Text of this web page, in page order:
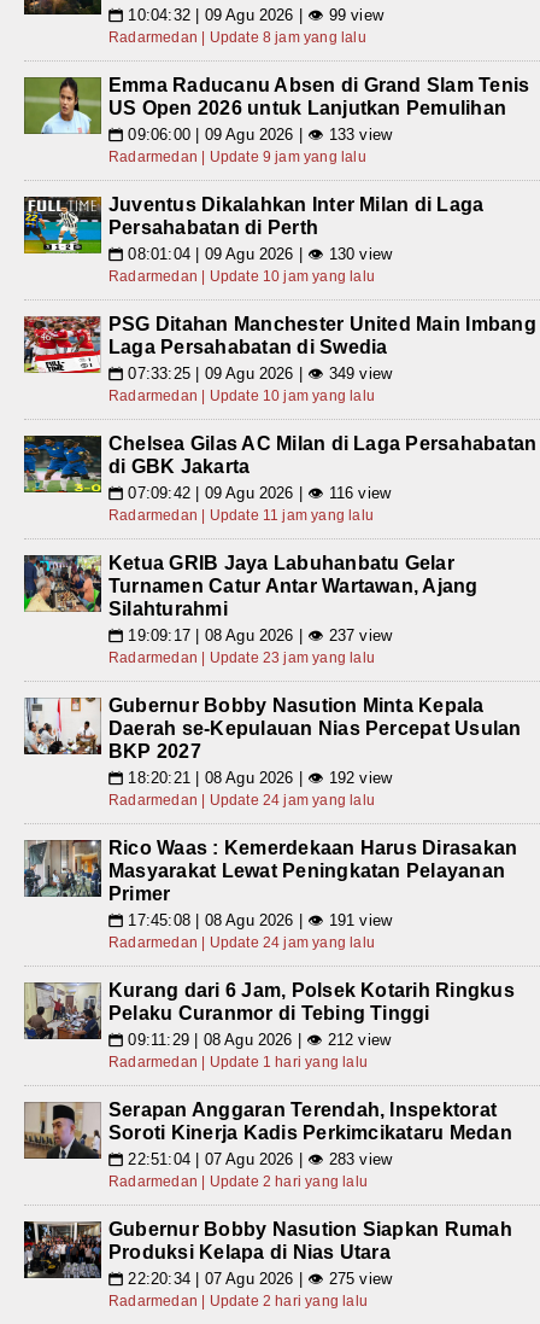
📅 10:04:32 | 09 Agu 2026 | 👁 99 view
Radarmedan | Update 8 jam yang lalu
Emma Raducanu Absen di Grand Slam Tenis
US Open 2026 untuk Lanjutkan Pemulihan
📅 09:06:00 | 09 Agu 2026 | 👁 133 view
Radarmedan | Update 9 jam yang lalu
Juventus Dikalahkan Inter Milan di Laga
Persahabatan di Perth
📅 08:01:04 | 09 Agu 2026 | 👁 130 view
Radarmedan | Update 10 jam yang lalu
PSG Ditahan Manchester United Main Imbang
Laga Persahabatan di Swedia
📅 07:33:25 | 09 Agu 2026 | 👁 349 view
Radarmedan | Update 10 jam yang lalu
Chelsea Gilas AC Milan di Laga Persahabatan
di GBK Jakarta
📅 07:09:42 | 09 Agu 2026 | 👁 116 view
Radarmedan | Update 11 jam yang lalu
Ketua GRIB Jaya Labuhanbatu Gelar
Turnamen Catur Antar Wartawan, Ajang
Silahturahmi
📅 19:09:17 | 08 Agu 2026 | 👁 237 view
Radarmedan | Update 23 jam yang lalu
Gubernur Bobby Nasution Minta Kepala
Daerah se-Kepulauan Nias Percepat Usulan
BKP 2027
📅 18:20:21 | 08 Agu 2026 | 👁 192 view
Radarmedan | Update 24 jam yang lalu
Rico Waas : Kemerdekaan Harus Dirasakan
Masyarakat Lewat Peningkatan Pelayanan
Primer
📅 17:45:08 | 08 Agu 2026 | 👁 191 view
Radarmedan | Update 24 jam yang lalu
Kurang dari 6 Jam, Polsek Kotarih Ringkus
Pelaku Curanmor di Tebing Tinggi
📅 09:11:29 | 08 Agu 2026 | 👁 212 view
Radarmedan | Update 1 hari yang lalu
Serapan Anggaran Terendah, Inspektorat
Soroti Kinerja Kadis Perkimcikataru Medan
📅 22:51:04 | 07 Agu 2026 | 👁 283 view
Radarmedan | Update 2 hari yang lalu
Gubernur Bobby Nasution Siapkan Rumah
Produksi Kelapa di Nias Utara
📅 22:20:34 | 07 Agu 2026 | 👁 275 view
Radarmedan | Update 2 hari yang lalu